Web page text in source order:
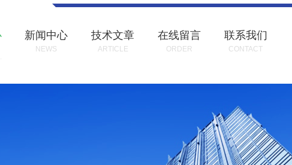
新闻中心
NEWS
技术文章
ARTICLE
在线留言
ORDER
联系我们
CONTACT